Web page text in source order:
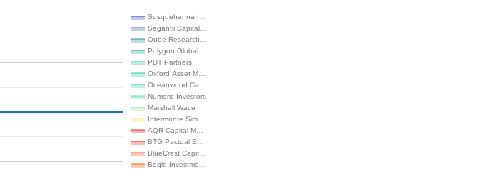
Susquehanna I…
Segantii Capital…
Qube Research…
Polygon Global…
PDT Partners
Oxford Asset M…
Oceanwood Ca…
Numeric Investors
Marshall Wace
Intermonte Sim…
AQR Capital M…
BTG Pactual E…
BlueCrest Capit…
Bogle Investme…